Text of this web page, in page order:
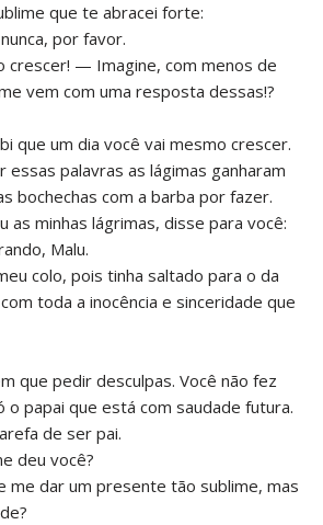
que te abracei forte:
por favor.
crescer! — Imagine, com menos de
vem com uma resposta dessas!?
que um dia você vai mesmo crescer.
essas palavras as lágimas ganharam
bochechas com a barba por fazer.
as minhas lágrimas, disse para você:
Malu.
colo, pois tinha saltado para o da
toda a inocência e sinceridade que
que pedir desculpas. Você não fez
o papai que está com saudade futura.
de ser pai.
deu você?
me dar um presente tão sublime, mas